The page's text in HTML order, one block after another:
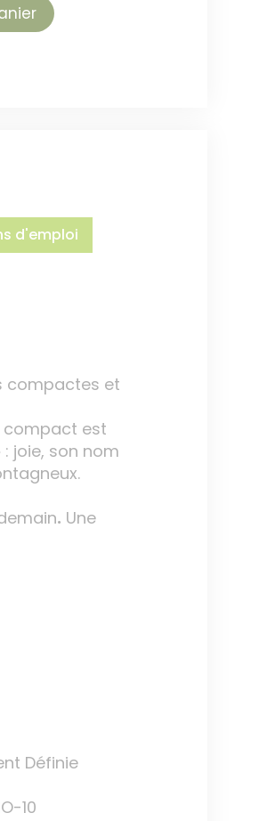
d'emploi
compactes et
compact est
: joie, son nom
. Une
Définie
10